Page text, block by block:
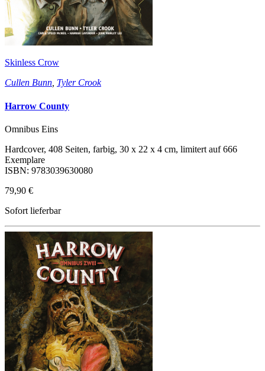
Skinless Crow
Cullen Bunn, Tyler Crook
Harrow County
Omnibus Eins
Hardcover, 408 Seiten, farbig, 30 x 22 x 4 cm, limitert auf 666
Exemplare
ISBN: 9783039630080
79,90 €
Sofort lieferbar